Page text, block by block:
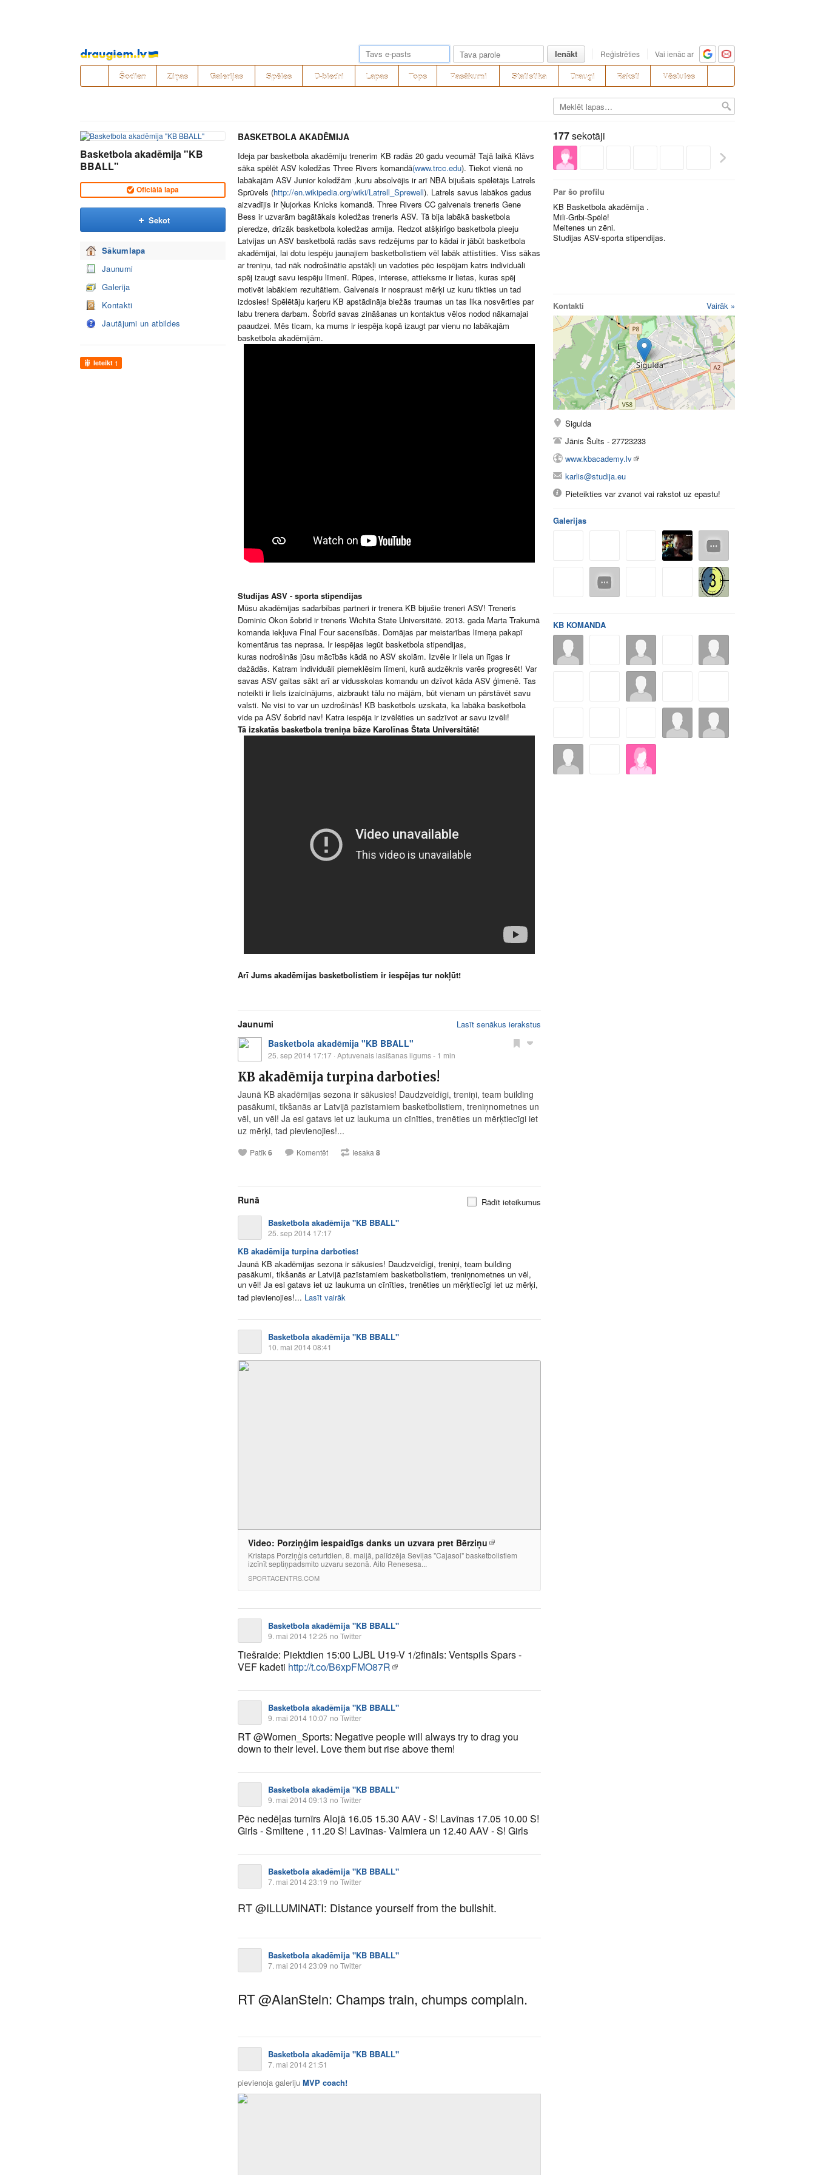
Pāriet
uz
saturu
Ienākt Reģistrēties Vai ienāc ar
Šodien Ziņas Galerijas Spēles D-biedri Lapas Tops Pasākumi Statistika Draugi Raksti Vēstules
Basketbola akadēmija "KB
BBALL"
Oficiālā lapa
Sekot
Sākumlapa
Jaunumi
Galerija
Kontakti
Jautājumi un atbildes
Ieteikt 1
BASKETBOLA AKADĒMIJA
Ideja par basketbola akadēmiju trenerim KB radās 20 gadu vecumā! Tajā laikā Klāvs
sāka spēlēt ASV koledžas Three Rivers komandā(www.trcc.edu). Tiekot vienā no
labākajām ASV Junior koledžām ,kuru absolvējis ir arī NBA bijušais spēlētājs Latrels
Sprūvels (http://en.wikipedia.org/wiki/Latrell_Sprewell). Latrels savus labākos gadus
aizvadījis ir Ņujorkas Knicks komandā. Three Rivers CC galvenais treneris Gene
Bess ir uzvarām bagātākais koledžas treneris ASV. Tā bija labākā basketbola
pieredze, drīzāk basketbola koledžas armija. Redzot atšķirīgo basketbola pieeju
Latvijas un ASV basketbolā radās savs redzējums par to kādai ir jābūt basketbola
akadēmijai, lai dotu iespēju jaunajiem basketbolistiem vēl labāk attīstīties. Viss sākas
ar treniņu, tad nāk nodrošinātie apstākļi un vadoties pēc iespējam katrs individuāli
spēj izaugt savu iespēju līmenī. Rūpes, interese, attieksme ir lietas, kuras spēj
motivēt labākiem rezultātiem. Galvenais ir nospraust mērķi uz kuru tikties un tad
izdosies! Spēlētāju karjeru KB apstādināja biežās traumas un tas lika nosvērties par
labu trenera darbam. Šobrīd savas zināšanas un kontaktus vēlos nodod nākamajai
paaudzei. Mēs ticam, ka mums ir iespēja kopā izaugt par vienu no labākajām
basketbola akadēmijām.
Studijas ASV - sporta stipendijas
Mūsu akadēmijas sadarbības partneri ir trenera KB bijušie treneri ASV! Treneris
Dominic Okon šobrīd ir treneris Wichita State Universitātē. 2013. gada Marta Trakumā
komanda iekļuva Final Four sacensībās. Domājas par meistarības līmeņa pakapī
komentārus tas neprasa. Ir iespējas iegūt basketbola stipendijas,
kuras nodrošinās jūsu mācībās kādā no ASV skolām. Izvēle ir liela un līgas ir
dažādās. Katram individuāli piemeklēsim līmeni, kurā audzēknis varēs progresēt! Var
savas ASV gaitas sākt arī ar vidusskolas komandu un dzīvot kāda ASV ģimenē. Tas
noteikti ir liels izaicinājums, aizbraukt tālu no mājām, būt vienam un pārstāvēt savu
valsti. Ne visi to var un uzdrošinās! KB basketbols uzskata, ka labāka basketbola
vide pa ASV šobrīd nav! Katra iespēja ir izvēlēties un sadzīvot ar savu izvēli!
Tā izskatās basketbola treniņa bāze Karolīnas Štata Universitātē!
Arī Jums akadēmijas basketbolistiem ir iespējas tur nokļūt!
Jaunumi Lasīt senākus ierakstus
Basketbola akadēmija "KB BBALL"
25. sep 2014 17:17 · Aptuvenais lasīšanas ilgums - 1 min
KB akadēmija turpina darboties!
Jaunā KB akadēmijas sezona ir sākusies! Daudzveidīgi, treniņi, team building
pasākumi, tikšanās ar Latvijā pazīstamiem basketbolistiem, treniņnometnes un
vēl, un vēl! Ja esi gatavs iet uz laukuma un cīnīties, trenēties un mērķtiecīgi iet
uz mērķi, tad pievienojies!...
Patīk6 Komentēt Iesaka 8
Runā
Rādīt ieteikumus
Basketbola akadēmija "KB BBALL"
25. sep 2014 17:17
KB akadēmija turpina darboties!
Jaunā KB akadēmijas sezona ir sākusies! Daudzveidīgi, treniņi, team building
pasākumi, tikšanās ar Latvijā pazīstamiem basketbolistiem, treniņnometnes un vēl,
un vēl! Ja esi gatavs iet uz laukuma un cīnīties, trenēties un mērķtiecīgi iet uz mērķi,
tad pievienojies!... Lasīt vairāk
Basketbola akadēmija "KB BBALL"
10. mai 2014 08:41
Video: Porziņģim iespaidīgs danks un uzvara pret Bērziņu
Kristaps Porziņģis ceturtdien, 8. maijā, palīdzēja Seviļas "Cajasol" basketbolistiem
izcīnīt septiņpadsmito uzvaru sezonā. Aito Renesesa...
SPORTACENTRS.COM
Basketbola akadēmija "KB BBALL"
9. mai 2014 12:25 no Twitter
Tiešraide: Piektdien 15:00 LJBL U19-V 1/2fināls: Ventspils Spars -
VEF kadeti http://t.co/B6xpFMO87R
Basketbola akadēmija "KB BBALL"
9. mai 2014 10:07 no Twitter
RT @Women_Sports: Negative people will always try to drag you
down to their level. Love them but rise above them!
Basketbola akadēmija "KB BBALL"
9. mai 2014 09:13 no Twitter
Pēc nedēļas turnīrs Alojā 16.05 15.30 AAV - S! Lavīnas 17.05 10.00 S!
Girls - Smiltene , 11.20 S! Lavīnas- Valmiera un 12.40 AAV - S! Girls
Basketbola akadēmija "KB BBALL"
7. mai 2014 23:19 no Twitter
RT @ILLUMlNATI: Distance yourself from the bullshit.
Basketbola akadēmija "KB BBALL"
7. mai 2014 23:09 no Twitter
RT @AlanStein: Champs train, chumps complain.
Basketbola akadēmija "KB BBALL"
7. mai 2014 21:51
pievienoja galeriju MVP coach!
177sekotāji
Par šo profilu
KB Basketbola akadēmija .
Mīli-Gribi-Spēlē!
Meitenes un zēni.
Studijas ASV-sporta stipendijas.
Kontakti Vairāk »
Sigulda
Jānis Šults - 27723233
www.kbacademy.lv
karlis@studija.eu
Pieteikties var zvanot vai rakstot uz epastu!
Galerijas
KB KOMANDA